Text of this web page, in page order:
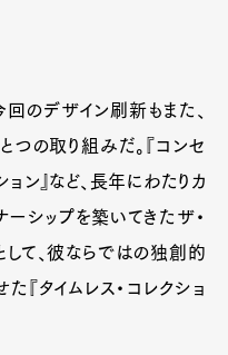
のデザイン刷新もまた、
つの取り組みだ。『コンセ
ョン』など、長年にわたりカ
ーシップを築いてきたザ・
して、彼ならではの独創的
『タイムレス・コレクショ